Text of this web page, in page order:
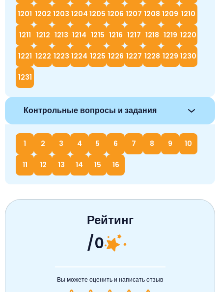
1201 1202 1203 1204 1205 1206 1207 1208 1209 1210
1211 1212 1213 1214 1215 1216 1217 1218 1219 1220
1221 1222 1223 1224 1225 1226 1227 1228 1229 1230
1231
Контрольные вопросы и задания
1 2 3 4 5 6 7 8 9 10
11 12 13 14 15 16
Рейтинг
/0
Вы можете оценить и написать отзыв